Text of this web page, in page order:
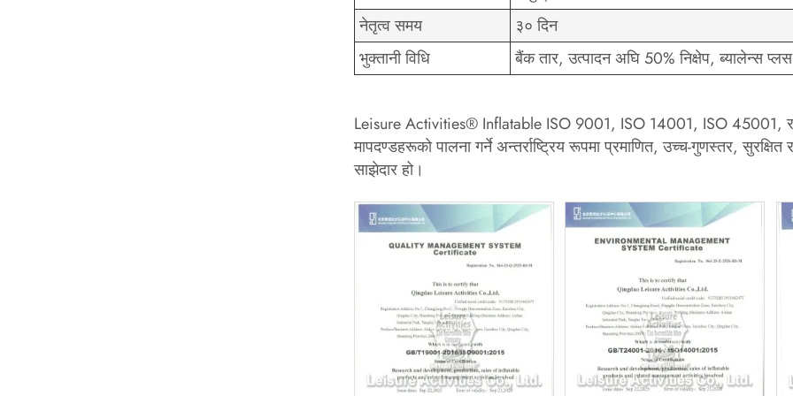
नेतृत्व समय
३० दिन
भुक्तानी विधि
बैंक तार, उत्पादन अघि 50% निक्षेप, ब्यालेन्स
Leisure Activities® Inflatable ISO 9001, ISO 14001, ISO 45001,
मापदण्डहरूको पालना गर्ने अन्तर्राष्ट्रिय रूपमा प्रमाणित, उच्च-गुणस्तर,
साझेदार हो।